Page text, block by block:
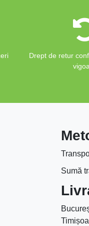
Drept de retur
Sumă